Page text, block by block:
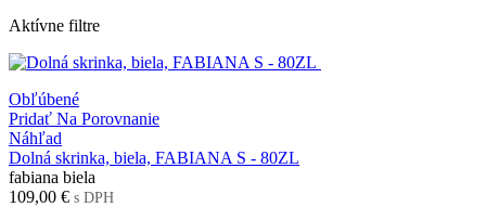
Aktívne filtre
Obľúbené
Pridať Na Porovnanie
Náhľad
Dolná skrinka, biela, FABIANA S - 80ZL
fabiana biela
109,00 € s DPH